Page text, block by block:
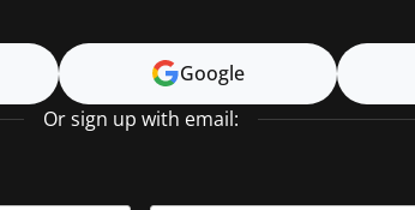
Google
Or sign up with email: